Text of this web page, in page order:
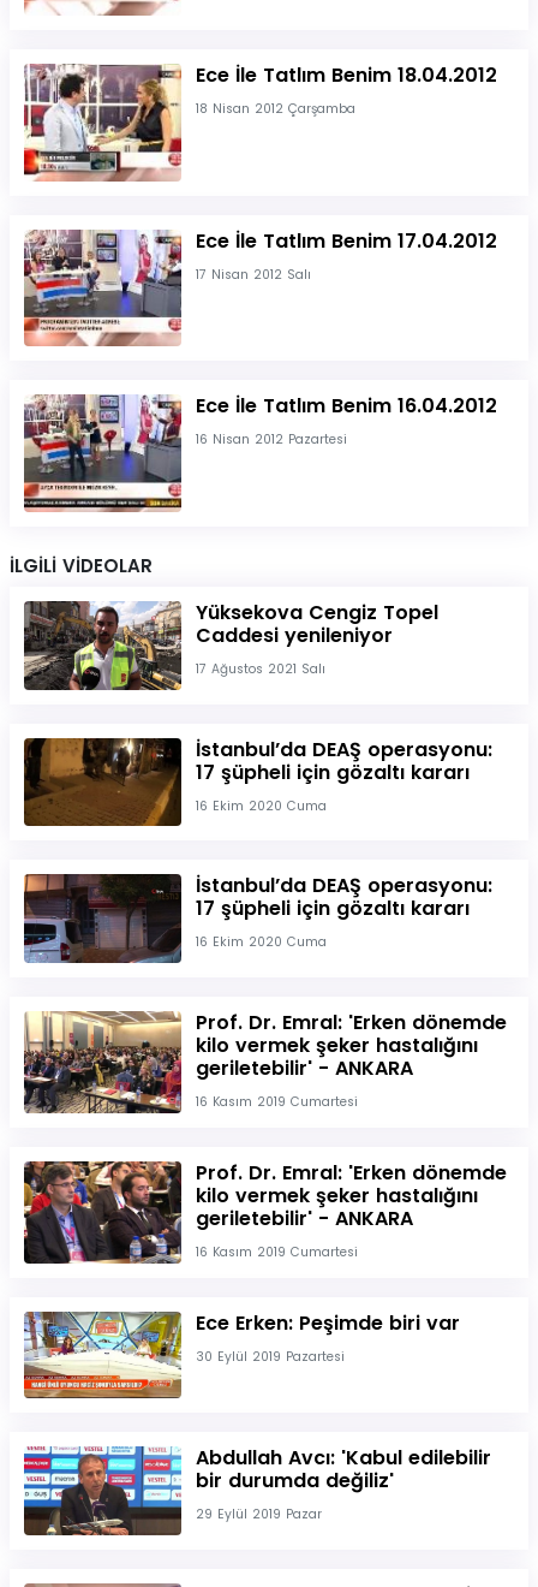
Ece İle Tatlım Benim 18.04.2012
18 Nisan 2012 Çarşamba
Ece İle Tatlım Benim 17.04.2012
17 Nisan 2012 Salı
Ece İle Tatlım Benim 16.04.2012
16 Nisan 2012 Pazartesi
İLGİLİ VİDEOLAR
Yüksekova Cengiz Topel
Caddesi yenileniyor
17 Ağustos 2021 Salı
İstanbul’da DEAŞ operasyonu:
17 şüpheli için gözaltı kararı
16 Ekim 2020 Cuma
İstanbul’da DEAŞ operasyonu:
17 şüpheli için gözaltı kararı
16 Ekim 2020 Cuma
Prof. Dr. Emral: 'Erken dönemde
kilo vermek şeker hastalığını
geriletebilir' - ANKARA
16 Kasım 2019 Cumartesi
Prof. Dr. Emral: 'Erken dönemde
kilo vermek şeker hastalığını
geriletebilir' - ANKARA
16 Kasım 2019 Cumartesi
Ece Erken: Peşimde biri var
30 Eylül 2019 Pazartesi
Abdullah Avcı: 'Kabul edilebilir
bir durumda değiliz'
29 Eylül 2019 Pazar